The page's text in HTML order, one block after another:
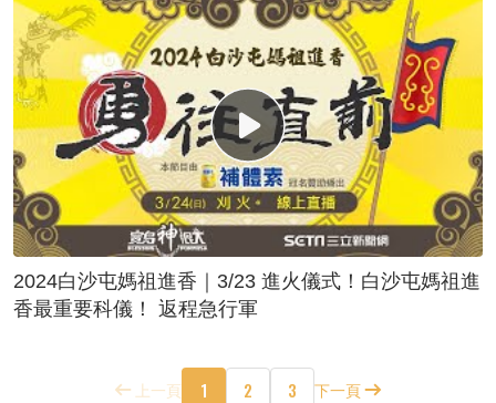
2024白沙屯媽祖進香｜3/23 進火儀式！白沙屯媽祖進
香最重要科儀！ 返程急行軍
上一頁 1 2 3 下一頁